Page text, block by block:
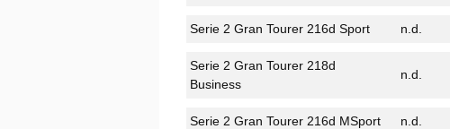
Serie 2 Gran Tourer 216d Sport n.d.
Serie 2 Gran Tourer 218d
Business
n.d.
Serie 2 Gran Tourer 216d MSport n.d.